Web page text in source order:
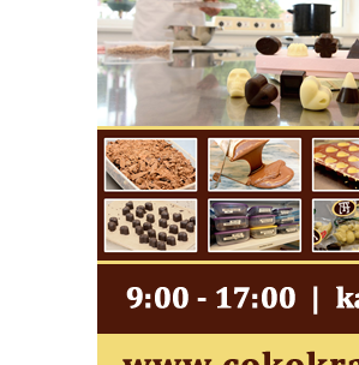
Poštovní milník na náměstí v Sebnitz
Pomník Johanna Gottfrieda Seume u
Císařských lázní v Teplicích
Sousoší česáčů chmele před sušárnou
chmele v Dubé
Socha vodníka u rybníka Návesák v
Českolipské ulici v Dubé
Plastika v parku v Českolipské ulici v Dubé
Socha Panny Marie na rozcestí v Novém